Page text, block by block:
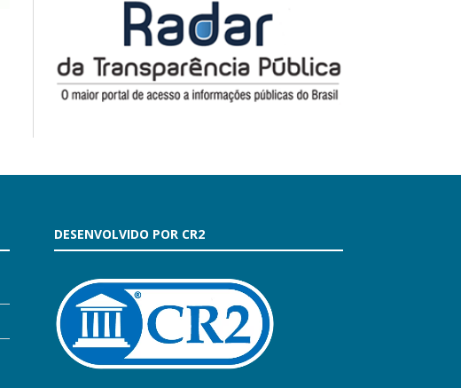
DESENVOLVIDO POR CR2